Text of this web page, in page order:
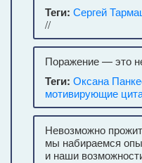
Теги: Сергей
//
Поражение — это
Теги: Оксана
мотивирующие
Невозможно
мы набираемся
и наши